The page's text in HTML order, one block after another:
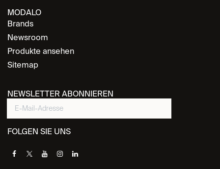
MODALO
Brands
Newsroom
Produkte ansehen
Sitemap
NEWSLETTER ABONNIEREN
FOLGEN SIE UNS